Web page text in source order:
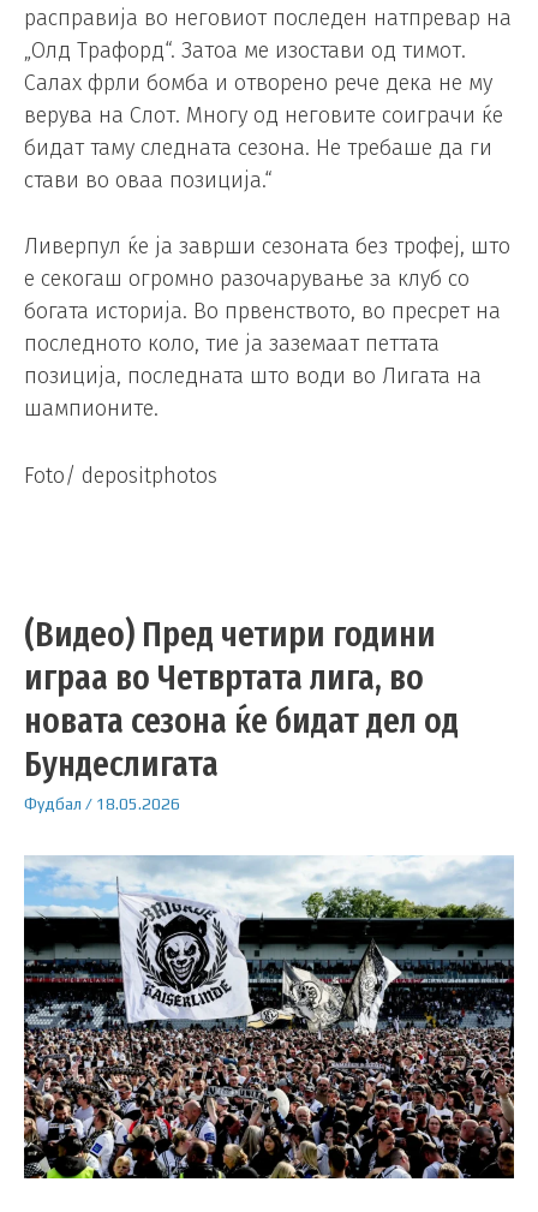
расправија во неговиот последен натпревар на
„Олд Трафорд“. Затоа ме изостави од тимот.
Салах фрли бомба и отворено рече дека не му
верува на Слот. Многу од неговите соиграчи ќе
бидат таму следната сезона. Не требаше да ги
стави во оваа позиција.“
Ливерпул ќе ја заврши сезоната без трофеј, што
е секогаш огромно разочарување за клуб со
богата историја. Во првенството, во пресрет на
последното коло, тие ја заземаат петтата
позиција, последната што води во Лигата на
шампионите.
Foto/ depositphotos
(Видео) Пред четири години
играа во Четвртата лига, во
новата сезона ќе бидат дел од
Бундеслигата
Фудбал / 18.05.2026